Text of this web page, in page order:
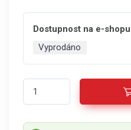
Dostupnost na e-shopu
Vyprodáno